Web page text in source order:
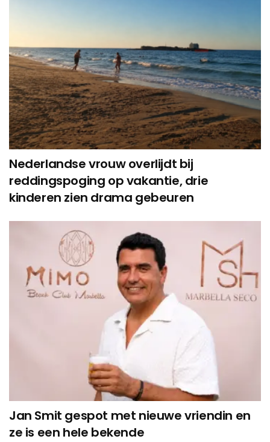
Nederlandse vrouw overlijdt bij
reddingspoging op vakantie, drie
kinderen zien drama gebeuren
Jan Smit gespot met nieuwe vriendin en
ze is een hele bekende